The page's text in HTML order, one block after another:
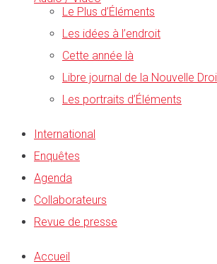
Le Plus d’Éléments
Les idées à l’endroit
Cette année là
Libre journal de la Nouvelle
Les portraits d’Éléments
International
Enquêtes
Agenda
Collaborateurs
Revue de presse
Accueil